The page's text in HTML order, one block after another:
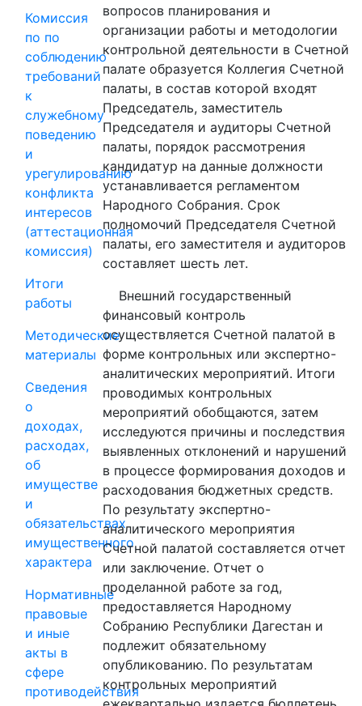
Комиссия
по по
соблюдению
требований
к
служебному
поведению
и
урегулированию
конфликта
интересов
(аттестационная
комиссия)
Итоги
работы
Методические
материалы
Сведения
о
доходах,
расходах,
об
имуществе
и
обязательствах
имущественного
характера
Нормативные
правовые
и иные
акты в
сфере
противодействия
вопросов планирования и
организации работы и методологии
контрольной деятельности в Счетной
палате образуется Коллегия Счетной
палаты, в состав которой входят
Председатель, заместитель
Председателя и аудиторы Счетной
палаты, порядок рассмотрения
кандидатур на данные должности
устанавливается регламентом
Народного Собрания. Срок
полномочий Председателя Счетной
палаты, его заместителя и аудиторов
составляет шесть лет.
Внешний государственный
финансовый контроль
осуществляется Счетной палатой в
форме контрольных или экспертно-
аналитических мероприятий. Итоги
проводимых контрольных
мероприятий обобщаются, затем
исследуются причины и последствия
выявленных отклонений и нарушений
в процессе формирования доходов и
расходования бюджетных средств.
По результату экспертно-
аналитического мероприятия
Счетной палатой составляется отчет
или заключение. Отчет о
проделанной работе за год,
предоставляется Народному
Собранию Республики Дагестан и
подлежит обязательному
опубликованию. По результатам
контрольных мероприятий